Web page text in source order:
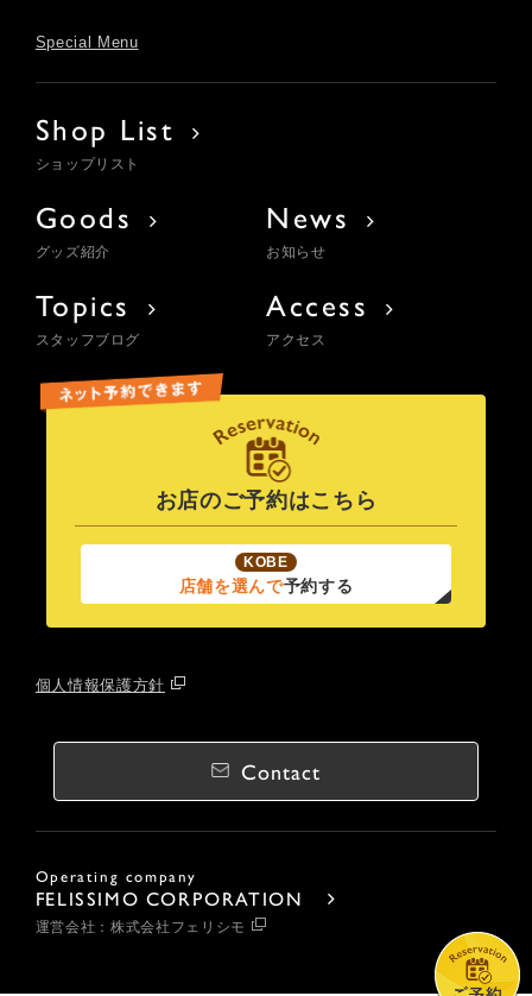
Special Menu
Shop List
ショップリスト
Goods
グッズ紹介
News
お知らせ
Topics
スタッフブログ
Access
アクセス
お店のご予約はこちら
KOBE
店舗を選んで予約する
個人情報保護方針
Contact
Operating company
FELISSIMO CORPORATION
運営会社：株式会社フェリシモ